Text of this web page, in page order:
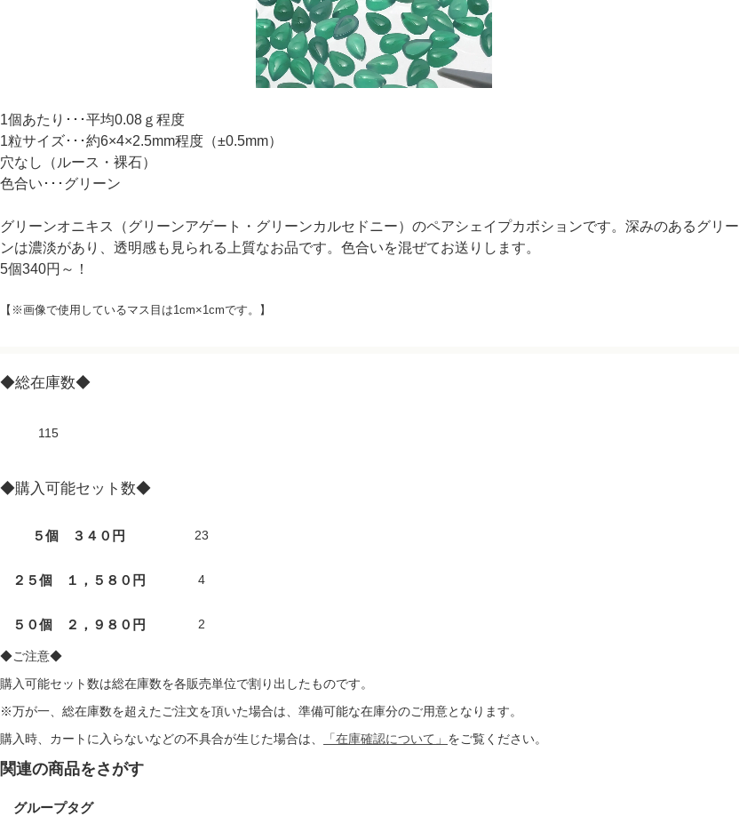
1個あたり･･･平均0.08ｇ程度
1粒サイズ･･･約6×4×2.5mm程度（±0.5mm）
穴なし（ルース・裸石）
色合い･･･グリーン
グリーンオニキス（グリーンアゲート・グリーンカルセドニー）のペアシェイプカボションです。深みのあるグリー
ンは濃淡があり、透明感も見られる上質なお品です。色合いを混ぜてお送りします。
5個340円～！
【※画像で使用しているマス目は1cm×1cmです。】
◆総在庫数◆
115
◆購入可能セット数◆
５個 ３４０円 23
２５個 １，５８０円 4
５０個 ２，９８０円 2
◆ご注意◆
購入可能セット数は総在庫数を各販売単位で割り出したものです。
※万が一、総在庫数を超えたご注文を頂いた場合は、準備可能な在庫分のご用意となります。
購入時、カートに入らないなどの不具合が生じた場合は、
「在庫確認について」 をご覧ください。
関連の商品をさがす
グループタグ